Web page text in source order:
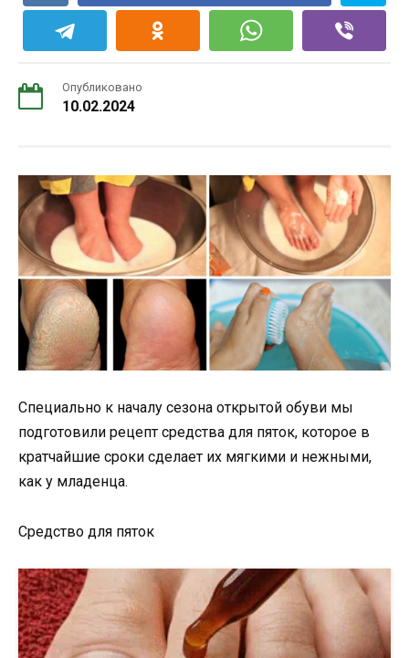
Опубликовано
10.02.2024
Специально к началу сезона открытой обуви мы
подготовили рецепт средства для пяток, которое в
кратчайшие сроки сделает их мягкими и нежными,
как у младенца.
Средство для пяток